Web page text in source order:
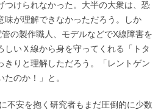
つけられなかった。大半の大衆は、恐
味が理解できなかっただろう。しか
の製作職人、モデルなどでX線障害を
しいＸ線から身を守ってくれる「トタ
きりと理解しただろう。「レントゲン
のか！」と。
不安を抱く研究者もまだ圧倒的に少数